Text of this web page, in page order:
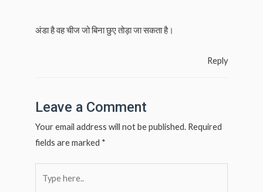
अंडा है वह चीज जो बिना छुए तोड़ा जा सकता है।
Reply
Leave a Comment
Your email address will not be published. Required
fields are marked *
here..